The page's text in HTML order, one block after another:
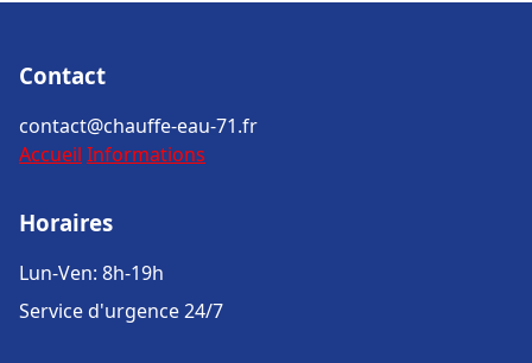
Contact
contact@chauffe-eau-71.fr
Accueil Informations
Horaires
Lun-Ven: 8h-19h
Service d'urgence 24/7